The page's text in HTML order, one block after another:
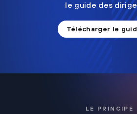
le guide des
Télécharger le
LE PRINCIPE